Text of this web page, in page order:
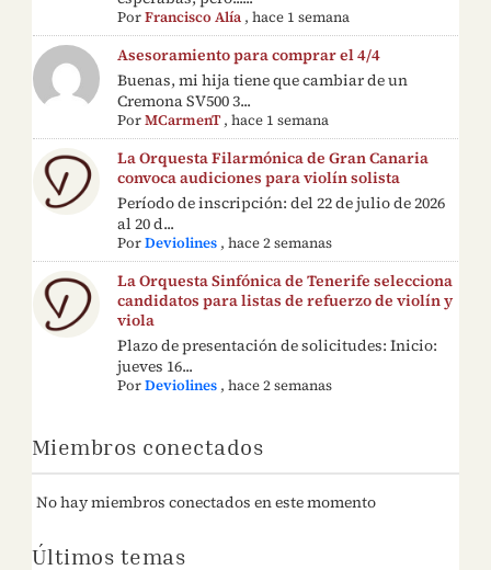
PorFrancisco Alía ,hace 1 semana
Asesoramiento para comprar el 4/4
Buenas, mi hija tiene que cambiar de un
Cremona SV500 3...
PorMCarmenT,hace 1 semana
La Orquesta Filarmónica de Gran Canaria
convoca audiciones para violín solista
Período de inscripción: del 22 de julio de 2026
al 20 d...
PorDeviolines ,hace 2 semanas
La Orquesta Sinfónica de Tenerife selecciona
candidatos para listas de refuerzo de violín y
viola
Plazo de presentación de solicitudes: Inicio:
jueves 16...
PorDeviolines ,hace 2 semanas
Miembros conectados
No hay miembros conectados en este momento
Últimos temas